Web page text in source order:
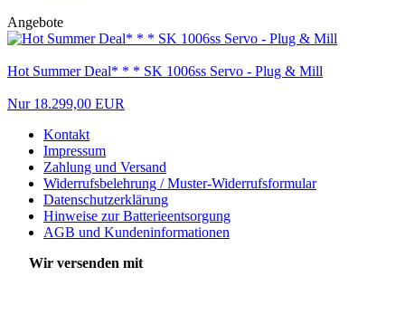
Angebote
Hot Summer Deal* * * SK 1006ss Servo - Plug & Mill
Nur 18.299,00 EUR
Kontakt
Impressum
Zahlung und Versand
Widerrufsbelehrung / Muster-Widerrufsformular
Datenschutzerklärung
Hinweise zur Batterieentsorgung
AGB und Kundeninformationen
Wir versenden mit